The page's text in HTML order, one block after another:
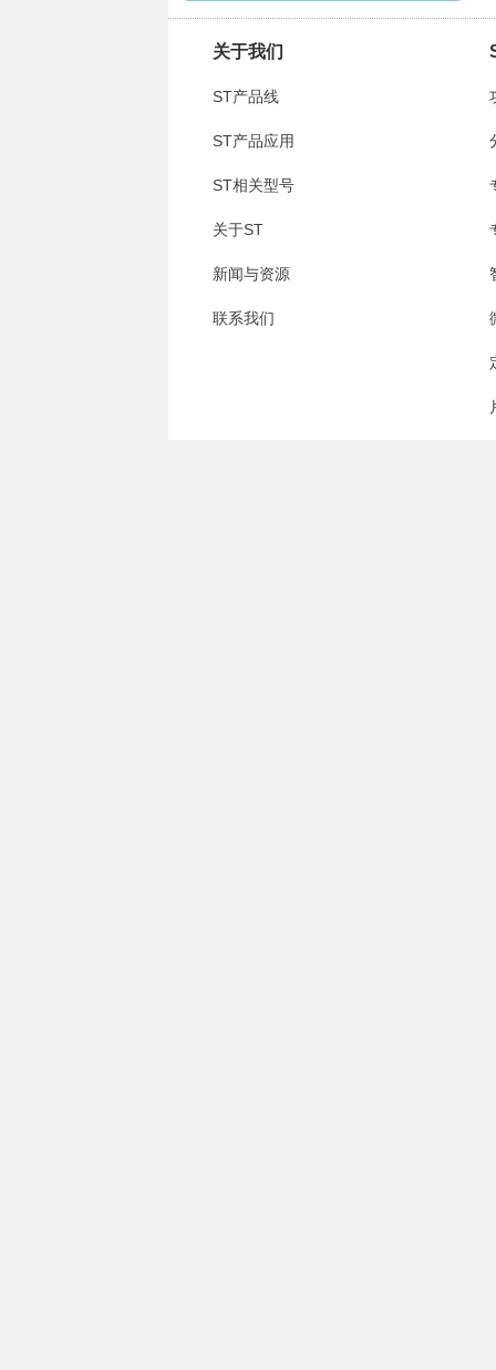
关于我们
ST产品线
ST产品应用
ST相关型号
关于ST
新闻与资源
联系我们